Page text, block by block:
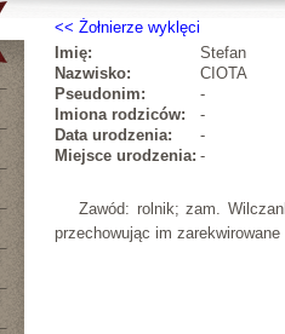
Żołnierze wyklęci
Imię:
Stefan
Nazwisko:
CIOTA
Pseudonim:
-
Imiona rodziców:
-
Data urodzenia:
-
Miejsce urodzenia: -
Zawód: rolnik; zam.
przechowując im zarekwirowane